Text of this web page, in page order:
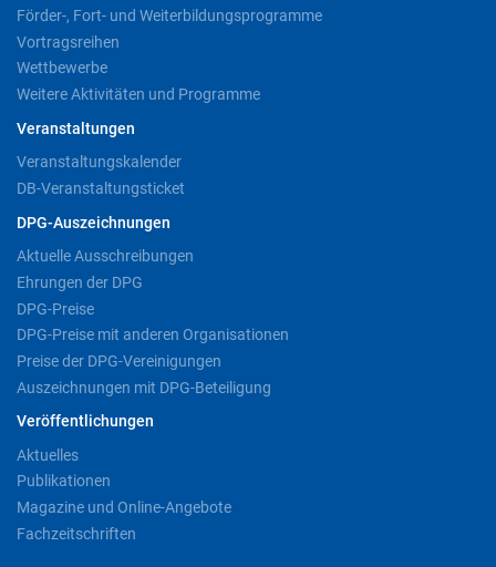
Förder-, Fort- und Weiterbildungsprogramme
Vortragsreihen
Wettbewerbe
Weitere Aktivitäten und Programme
Veranstaltungen
Veranstaltungskalender
DB-Veranstaltungsticket
DPG-Auszeichnungen
Aktuelle Ausschreibungen
Ehrungen der DPG
DPG-Preise
DPG-Preise mit anderen Organisationen
Preise der DPG-Vereinigungen
Auszeichnungen mit DPG-Beteiligung
Veröffentlichungen
Aktuelles
Publikationen
Magazine und Online-Angebote
Fachzeitschriften